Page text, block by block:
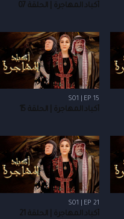
أكباد المهاجرة | الحلقة 07
S01 | EP 15
أكباد المهاجرة | الحلقة 15
S01 | EP 21
أكباد المهاجرة | الحلقة 21